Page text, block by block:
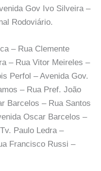
Gov Ivo Silveira –
Rodoviário.
– Rua Clemente
– Rua Vitor Meireles –
Perfol – Avenida Gov.
– Rua Pref. João
Barcelos – Rua Santos
Oscar Barcelos –
Paulo Ledra –
Francisco Russi –